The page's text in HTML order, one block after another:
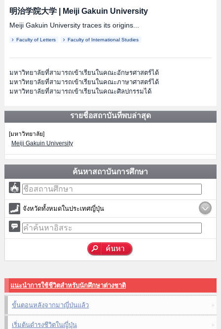
明治学院大学| Meiji Gakuin University
Meiji Gakuin University traces its origins...
Faculty of Letters Faculty of International Studies
มหาวิทยาลัยที่สามารถเข้าเรียนในคณะอักษรศาสตร์ได้
มหาวิทยาลัยที่สามารถเข้าเรียนในคณะภาษาศาสตร์ได้
มหาวิทยาลัยที่สามารถเข้าเรียนในคณะศิลปกรรมได้
รายชื่อสถาบันที่พบล่าสุด
[มหาวิทยาลัย]
Meiji Gakuin University
ค้นหาสถาบันการศึกษา
จังหวัดทั้งหมดในประเทศญี่ปุ่น
แนะนำการใช้ชีวิตสำหรับนักศึกษาต่างชาติ
ขั้นตอนหลังจากมาญี่ปุ่นแล้ว
เริ่มต้นดำรงชีวิตในญี่ปุ่น